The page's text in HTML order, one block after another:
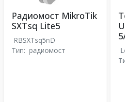
Радиомост MikroTik
SXTsq Lite5
RBSXTsq5nD
Тип: радиомост